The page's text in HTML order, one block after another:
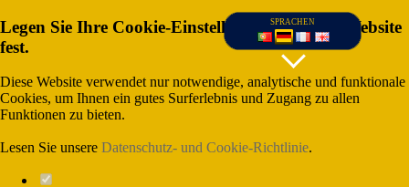
Legen Sie Ihre Cookie-Einstellungen für diese Website
fest.
Diese Website verwendet nur notwendige, analytische und funktionale
Cookies, um Ihnen ein gutes Surferlebnis und Zugang zu allen
Funktionen zu bieten.
Lesen Sie unsere Datenschutz- und Cookie-Richtlinie.
SPRACHEN